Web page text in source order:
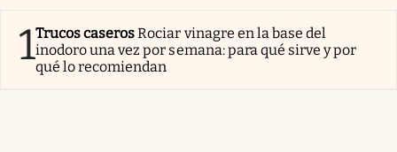
1Trucos caserosRociar vinagre en la base del
inodoro una vez por semana: para qué sirve y por
qué lo recomiendan